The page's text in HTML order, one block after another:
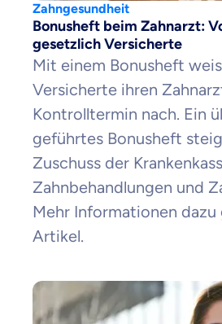
Zahngesundheit
Bonusheft beim Zahnarzt:
gesetzlich Versicherte
Mit einem Bonusheft
Versicherte ihren
Kontrolltermin nach. Ein
geführtes Bonusheft
Zuschuss der
Zahnbehandlungen und
Mehr Informationen dazu
Artikel.